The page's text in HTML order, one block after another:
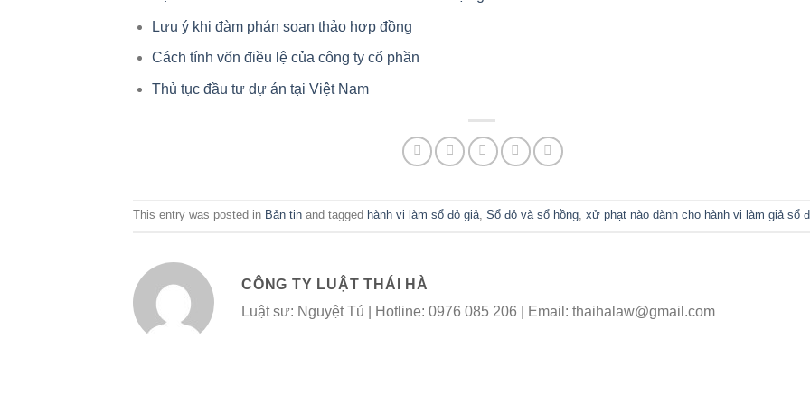
Lưu ý khi đàm phán soạn thảo hợp đồng
Cách tính vốn điều lệ của công ty cổ phần
Thủ tục đầu tư dự án tại Việt Nam
This entry was posted in Bản tin and tagged hành vi làm sổ đỏ giả, Sổ đỏ và sổ hồng, xử phạt nào dành cho hành vi làm giả sổ
CÔNG TY LUẬT THÁI HÀ
Luật sư: Nguyệt Tú | Hotline: 0976 085 206 | Email: thaihalaw@gmail.com